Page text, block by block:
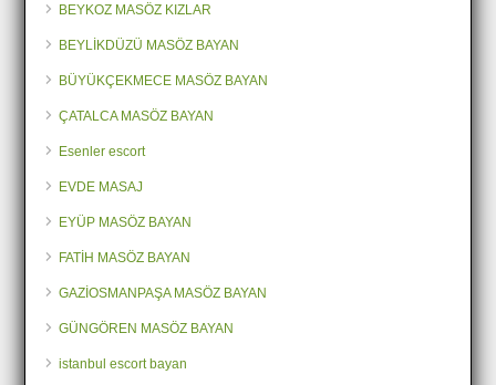
BEYKOZ MASÖZ KIZLAR
BEYLİKDÜZÜ MASÖZ BAYAN
BÜYÜKÇEKMECE MASÖZ BAYAN
ÇATALCA MASÖZ BAYAN
Esenler escort
EVDE MASAJ
EYÜP MASÖZ BAYAN
FATİH MASÖZ BAYAN
GAZİOSMANPAŞA MASÖZ BAYAN
GÜNGÖREN MASÖZ BAYAN
istanbul escort bayan